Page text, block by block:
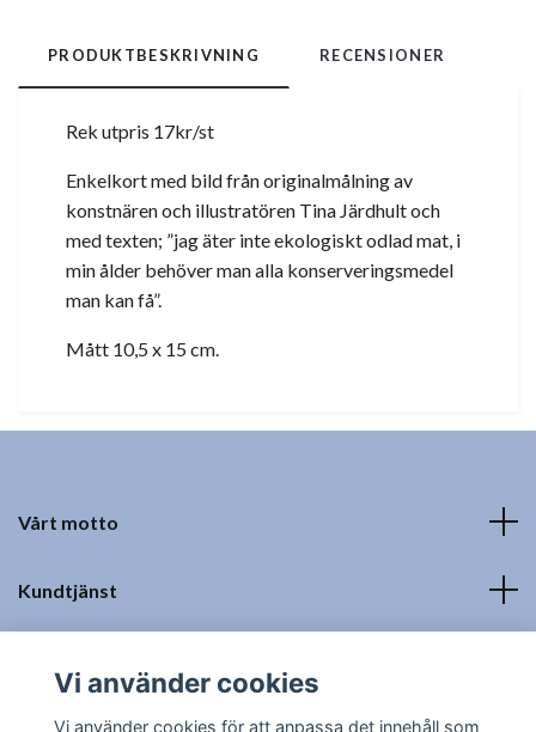
PRODUKTBESKRIVNING RECENSIONER
Rek utpris 17kr/st
Enkelkort med bild från originalmålning av
konstnären och illustratören Tina Järdhult och
med texten; ”jag äter inte ekologiskt odlad mat, i
min ålder behöver man alla konserveringsmedel
man kan få”.
Mått 10,5 x 15 cm.
Vårt motto
Kundtjänst
Sociala medier
Vi använder cookies
Vi använder cookies för att anpassa det innehåll som